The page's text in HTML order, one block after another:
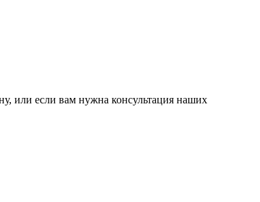
или если вам нужна консультация наших